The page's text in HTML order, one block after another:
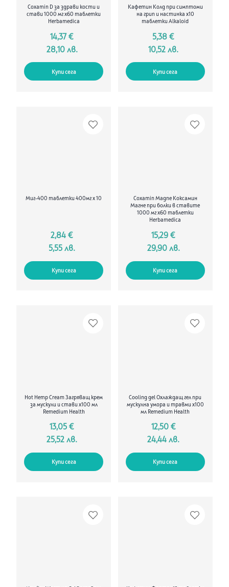
Coxamin D за здрави кости и
стави 1000 мг х60 таблетки
Herbamedica
14,37 €
28,10 лв.
Купи сега
Кафетин Колд при симптоми
на грип и настинка х10
таблетки Alkaloid
5,38 €
10,52 лв.
Купи сега
Миг-400 таблетки 400мг х 10
2,84 €
5,55 лв.
Купи сега
Coxamin Magne Коксамин
Магне при болки в ставите
1000 мг х60 таблетки
Herbamedica
15,29 €
29,90 лв.
Купи сега
Hot Hemp Cream Загряващ крем
за мускули и стави х100 мл
Remedium Health
13,05 €
25,52 лв.
Купи сега
Cooling gel Охлаждащ гел при
мускулна умора и травми х100
мл Remedium Health
12,50 €
24,44 лв.
Купи сега